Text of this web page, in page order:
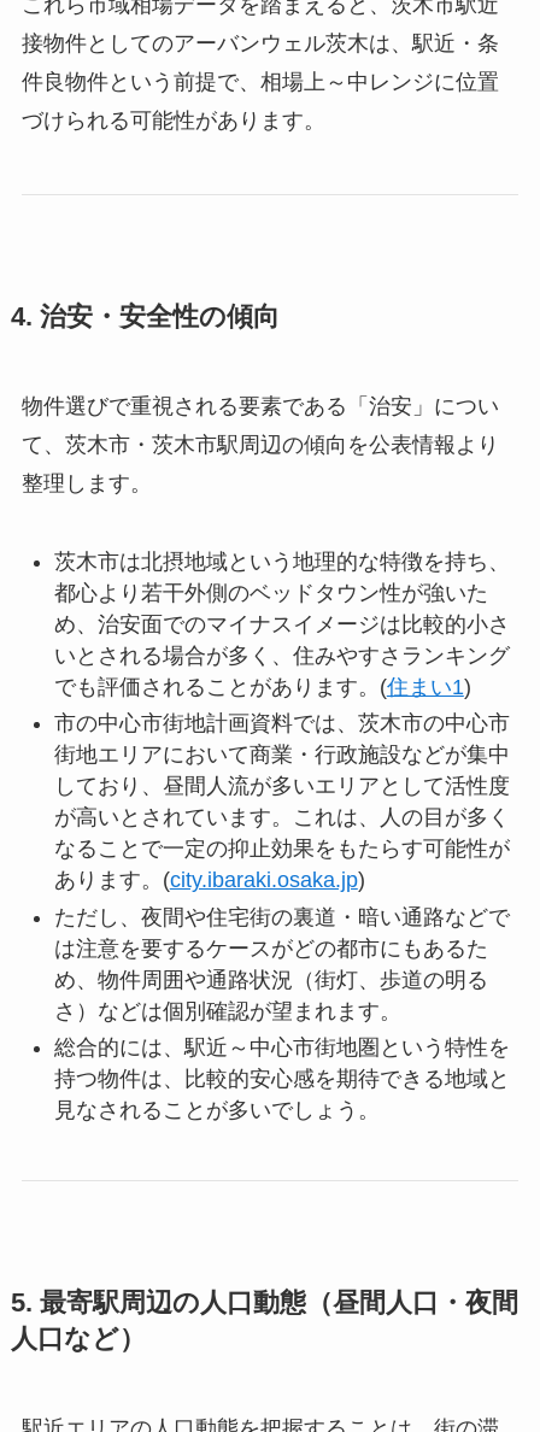
これら市域相場データを踏まえると、茨木市駅近
接物件としてのアーバンウェル茨木は、駅近・条
件良物件という前提で、相場上～中レンジに位置
づけられる可能性があります。
4. 治安・安全性の傾向
物件選びで重視される要素である「治安」につい
て、茨木市・茨木市駅周辺の傾向を公表情報より
整理します。
茨木市は北摂地域という地理的な特徴を持ち、
都心より若干外側のベッドタウン性が強いた
め、治安面でのマイナスイメージは比較的小さ
いとされる場合が多く、住みやすさランキング
でも評価されることがあります。(住まい1)
市の中心市街地計画資料では、茨木市の中心市
街地エリアにおいて商業・行政施設などが集中
しており、昼間人流が多いエリアとして活性度
が高いとされています。これは、人の目が多く
なることで一定の抑止効果をもたらす可能性が
あります。(city.ibaraki.osaka.jp)
ただし、夜間や住宅街の裏道・暗い通路などで
は注意を要するケースがどの都市にもあるた
め、物件周囲や通路状況（街灯、歩道の明る
さ）などは個別確認が望まれます。
総合的には、駅近～中心市街地圏という特性を
持つ物件は、比較的安心感を期待できる地域と
見なされることが多いでしょう。
5. 最寄駅周辺の人口動態（昼間人口・夜間
人口など）